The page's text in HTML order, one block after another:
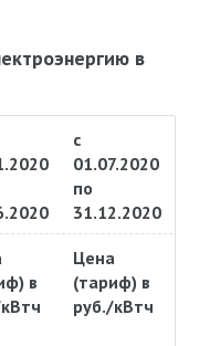
в
с
01.07.2020
по
31.12.2020
в
Цена
(тариф) в
руб./кВтч